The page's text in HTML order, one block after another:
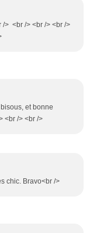
/> <br /> <br /> <br />
et bonne
<br /> <br />
chic. Bravo<br />